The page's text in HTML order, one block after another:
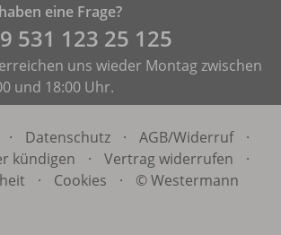
eine Frage?
531 ­123 25 125
uns wieder Montag zwischen
und 18:00 Uhr.
· Datenschutz · AGB/Widerruf
·
kündigen
· Vertrag widerrufen
·
· Cookies · © Westermann